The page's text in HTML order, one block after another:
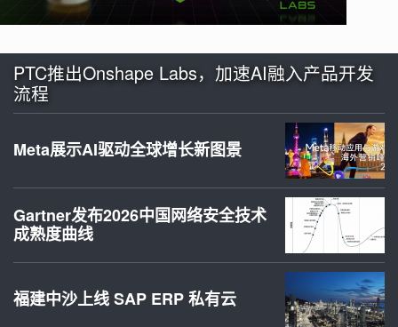
PTC推出Onshape Labs，加速AI融入产品开发
流程
Meta展示AI驱动全球增长新图景
Gartner发布2026中国网络安全技术
成熟度曲线
福建中沙上线 SAP ERP 私有云